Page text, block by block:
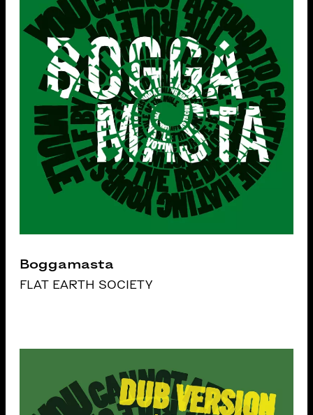
Boggamasta
FLAT EARTH SOCIETY